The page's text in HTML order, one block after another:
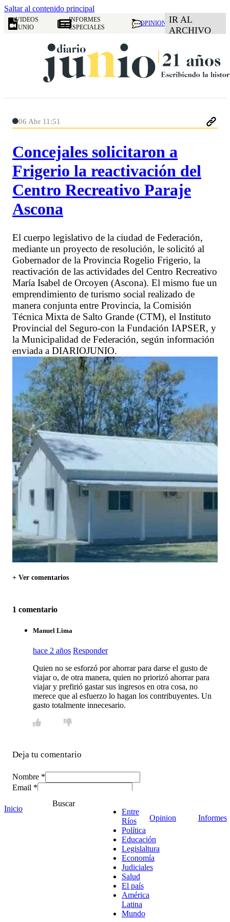
Saltar al contenido principal
VIDEOS
JUNIO
INFORMES
ESPECIALES
OPINION IR AL
ARCHIVO
06 Abr 11:51
Concejales solicitaron a
Frigerio la reactivación del
Centro Recreativo Paraje
Ascona
El cuerpo legislativo de la ciudad de Federación,
mediante un proyecto de resolución, le solicitó al
Gobernador de la Provincia Rogelio Frigerio, la
reactivación de las actividades del Centro Recreativo
María Isabel de Orcoyen (Ascona). El mismo fue un
emprendimiento de turismo social realizado de
manera conjunta entre Provincia, la Comisión
Técnica Mixta de Salto Grande (CTM), el Instituto
Provincial del Seguro-con la Fundación IAPSER, y
la Municipalidad de Federación, según información
enviada a DIARIOJUNIO.
+ Ver comentarios
1 comentario
Manuel Lima
hace 2 años Responder
Quien no se esforzó por ahorrar para darse el gusto de
viajar o, de otra manera, quien no priorizó ahorrar para
viajar y prefirió gastar sus ingresos en otra cosa, no
merece que al esfuerzo lo hagan los contribuyentes. Un
gasto totalmente innecesario.
Deja tu comentario
Nombre *
Email *
Inicio
Buscar
Entre
Ríos
Política
Educación
Legislaltura
Economía
Judiciales
Salud
El país
América
Latina
Mundo
Opinion Informes